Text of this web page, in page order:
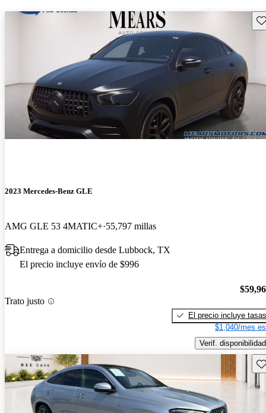
2023 Mercedes-Benz GLE
AMG GLE 53 4MATIC+ 55,797 millas
Entrega a domicilio desde Lubbock, TX
El precio incluye envío de $996
Trato justo
El precio incluye tasas
$1,040/mes
Verif. disponibilidad